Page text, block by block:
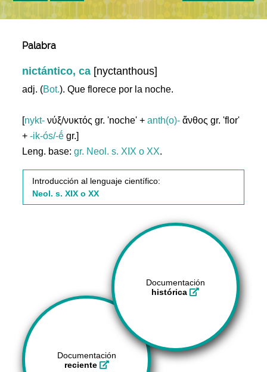
Palabra
nictántico, ca [nyctanthous]
adj. (Bot.). Que florece por la noche.
[nykt- νύξ/νυκτός gr. 'noche' +anth(o)- ἄνθος gr. 'flor'
+-ik-ós/-ḗ gr.]
Leng. base:gr. Neol. s. XIX o XX.
Introducción al lenguaje científico:
Neol. s. XIX o XX
Documentación
histórica
Documentación
reciente